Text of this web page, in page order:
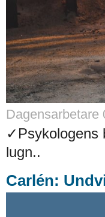
Dagensarbetare
✓Psykologens
lugn..
Carlén: